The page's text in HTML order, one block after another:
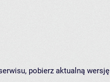
pobierz aktualną wersję